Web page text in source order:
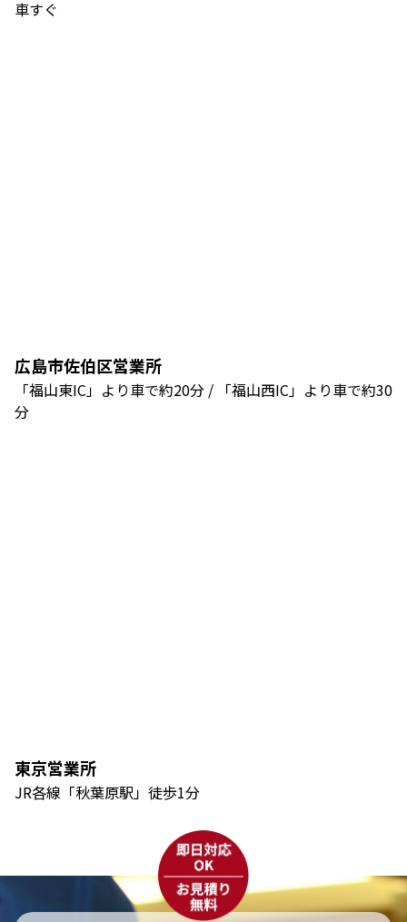
車すぐ
広島市佐伯区営業所
「福山東IC」より車で約20分 / 「福山西IC」より車で約30
分
東京営業所
JR各線「秋葉原駅」徒歩1分